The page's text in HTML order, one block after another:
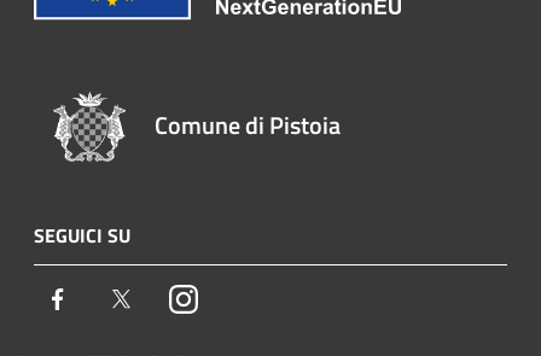
Comune di Pistoia
SEGUICI SU
Facebook TwitterInstagram